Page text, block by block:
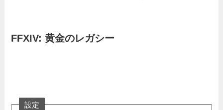
FFXIV: 黄金のレガシー
設定